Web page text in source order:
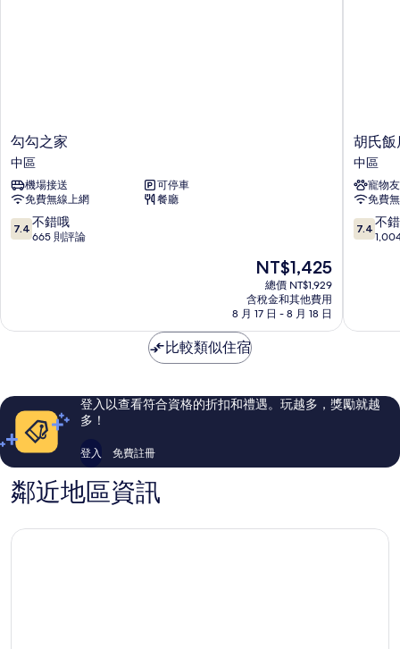
勾
勾
之
家
中
區
勾勾之家
中區
機場接送
可停車
免費無線上網
餐廳
7.4
分，
錯
評
論
7.4 不錯哦
665 則評論
現
在
價
格
為
NT$1,425
總價 NT$1,929
含稅金和其他費用
8 月 17 日 - 8 月 18 日
胡
氏
飯
店
中
區
胡氏飯
中區
寵物
免費
7.4
分，
錯
評
論
7.4 不
比較類似住宿
登入以查看符合資格的折扣和禮遇。玩越多，獎勵就越
多！
登入 免費註冊
鄰近地區資訊